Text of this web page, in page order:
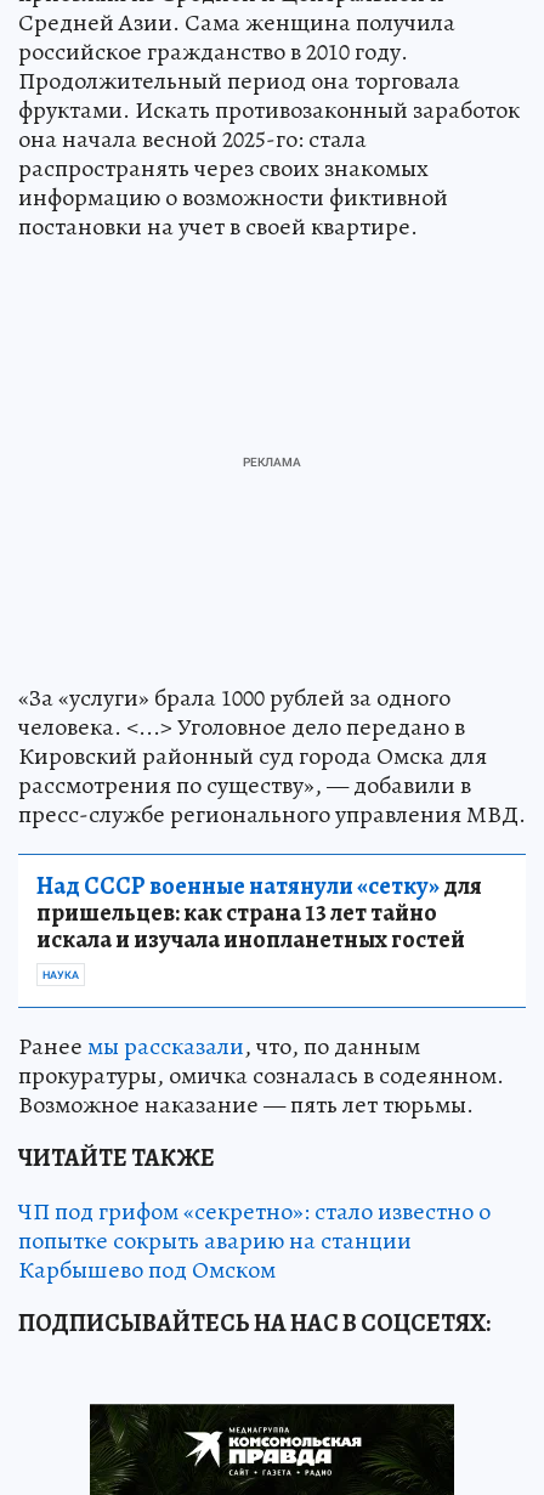
Средней Азии. Сама женщина получила
российское гражданство в 2010 году.
Продолжительный период она торговала
фруктами. Искать противозаконный заработок
она начала весной 2025-го: стала
распространять через своих знакомых
информацию о возможности фиктивной
постановки на учет в своей квартире.
«За «услуги» брала 1000 рублей за одного
человека. <...> Уголовное дело передано в
Кировский районный суд города Омска для
рассмотрения по существу», — добавили в
пресс-службе регионального управления МВД.
Над СССР военные натянули «сетку»для
пришельцев: как страна 13 лет тайно
искала и изучала инопланетных гостей
НАУКА
Ранеемы рассказали, что, по данным
прокуратуры, омичка созналась в содеянном.
Возможное наказание — пять лет тюрьмы.
ЧИТАЙТЕ ТАКЖЕ
ЧП под грифом «секретно»: стало известно о
попытке сокрыть аварию на станции
Карбышево под Омском
ПОДПИСЫВАЙТЕСЬ НА НАС В СОЦСЕТЯХ: